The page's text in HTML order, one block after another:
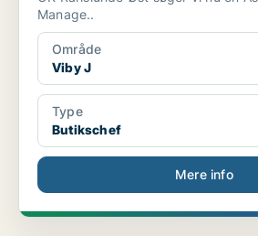
Manage..
Område
Viby J
Type
Butikschef
Mere info